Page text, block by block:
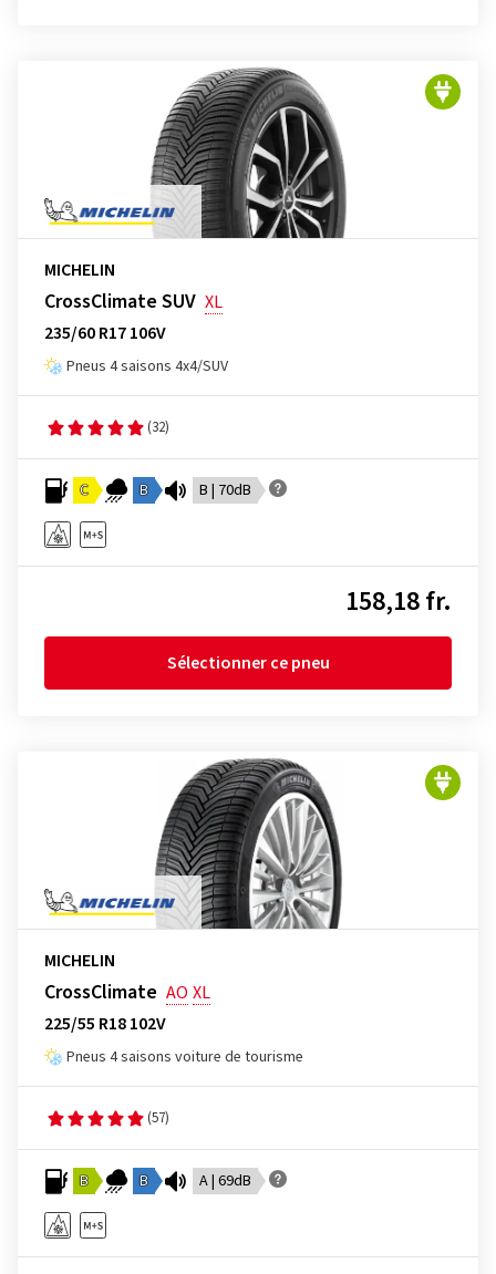
MICHELIN
CrossClimate SUV XL
235/60 R17 106V
Pneus 4 saisons 4x4/SUV
(32)
C B B | 70dB
158,18 fr.
Sélectionner ce pneu
MICHELIN
CrossClimate AO XL
225/55 R18 102V
Pneus 4 saisons voiture de tourisme
(57)
B B A | 69dB